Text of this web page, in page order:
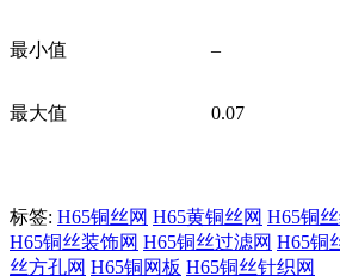
最小值 –
最大值 0.07
标签: H65铜丝网 H65黄铜丝网 H65铜
H65铜丝装饰网 H65铜丝过滤网 H65铜
丝方孔网 H65铜网板 H65铜丝针织网